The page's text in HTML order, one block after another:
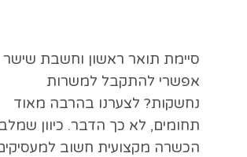
סיימת תואר ראשון וחשבת שישר
אפשרי להתקבל למשרות
נחשקות? לצערנו בהרבה מאוד
תחומים, לא כך הדבר. כיוון
הכשרה מקצועית חשוב